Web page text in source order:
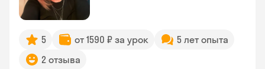
5 от 1590 ₽ за урок
5 лет опыта
2 отзыва